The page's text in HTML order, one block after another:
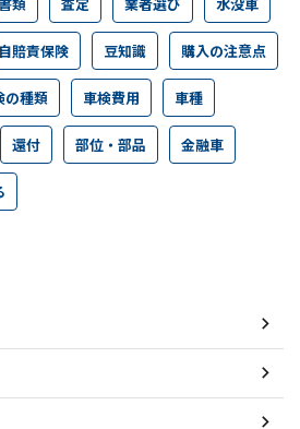
自賠責保険 豆知識 購入の注意点
の種類 車検費用 車種
還付 部位・部品 金融車